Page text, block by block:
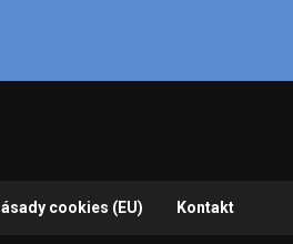
cookies (EU) Kontakt